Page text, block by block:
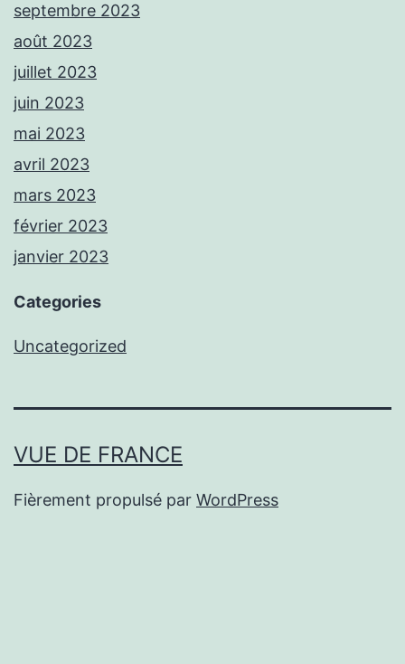
septembre 2023
août 2023
juillet 2023
juin 2023
mai 2023
avril 2023
mars 2023
février 2023
janvier 2023
Categories
Uncategorized
VUE DE FRANCE
Fièrement propulsé par WordPress